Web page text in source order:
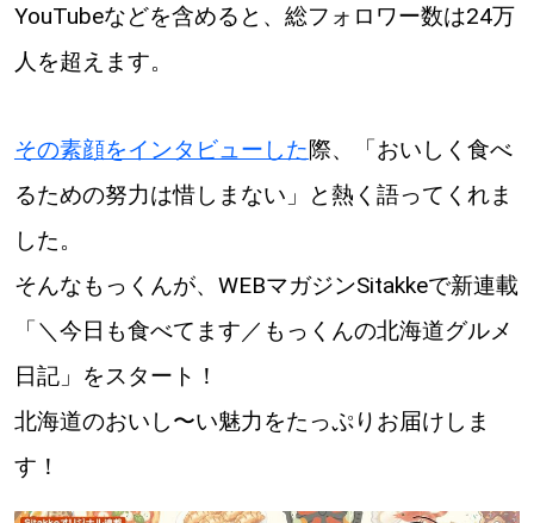
道央
KEYWORD キーワード
Sitakke編集部あい
Sitakke編集部 IKU 【まったり楽しみたい】
【暮らしの知恵を身につけたい】
【札幌のお気に入りを見つけたい】
YouTubeなどを含めると、総フォロワー数は24万
人を超えます。
その素顔をインタビューした際、「おいしく食べ
るための努力は惜しまない」と熱く語ってくれま
した。
そんなもっくんが、WEBマガジンSitakkeで新連載
「＼今日も食べてます／もっくんの北海道グルメ
日記」をスタート！
北海道のおいし〜い魅力をたっぷりお届けしま
す！